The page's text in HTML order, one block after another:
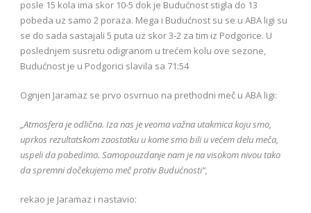
posle 15 kola ima skor 10-5 dok je Budućnost stigla do 13
pobeda uz samo 2 poraza. Mega i Budućnost su se u ABA ligi su
se do sada sastajali 5 puta uz skor 3-2 za tim iz Podgorice. U
poslednjem susretu odigranom u trećem kolu ove sezone,
Budućnost je u Podgorici slavila sa 71:54
Ognjen Jaramaz se prvo osvrnuo na prethodni meč u ABA ligi:
„Atmosfera je odlična. Iza nas je veoma važna utakmica koju smo,
uprkos rezultatskom zaostatku u kome smo bili u većem delu meča,
uspeli da pobedimo. Samopouzdanje nam je na visokom nivou tako
da spremni dočekujemo meč protiv Budućnosti“,
rekao je Jaramaz i nastavio: